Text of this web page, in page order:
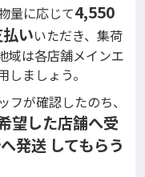
量に応じて4,550
いいただき、集荷
域は各店舗メインエ
ましょう。
フが確認したのち、
望した店舗へ受
発送 してもらう